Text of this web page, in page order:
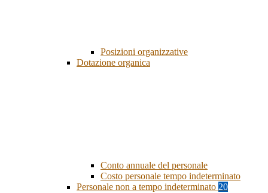
Posizioni organizzative
Dotazione organica
Conto annuale del personale
Costo personale tempo indeterminato
Personale non a tempo indeterminato 20